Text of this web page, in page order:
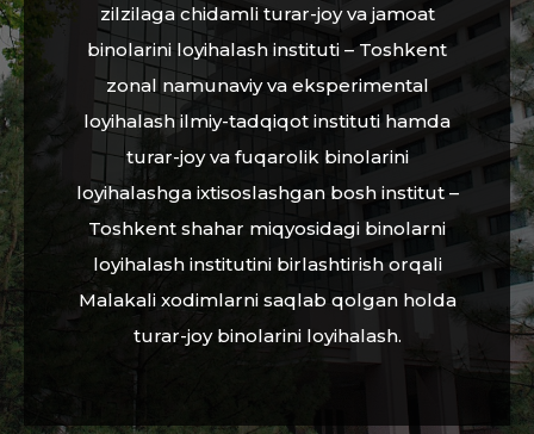
zilzilaga chidamli turar-joy va jamoat
binolarini loyihalash instituti – Toshkent
zonal namunaviy va eksperimental
loyihalash ilmiy-tadqiqot instituti hamda
turar-joy va fuqarolik binolarini
loyihalashga ixtisoslashgan bosh institut –
Toshkent shahar miqyosidagi binolarni
loyihalash institutini birlashtirish orqali
Malakali xodimlarni saqlab qolgan holda
turar-joy binolarini loyihalash.